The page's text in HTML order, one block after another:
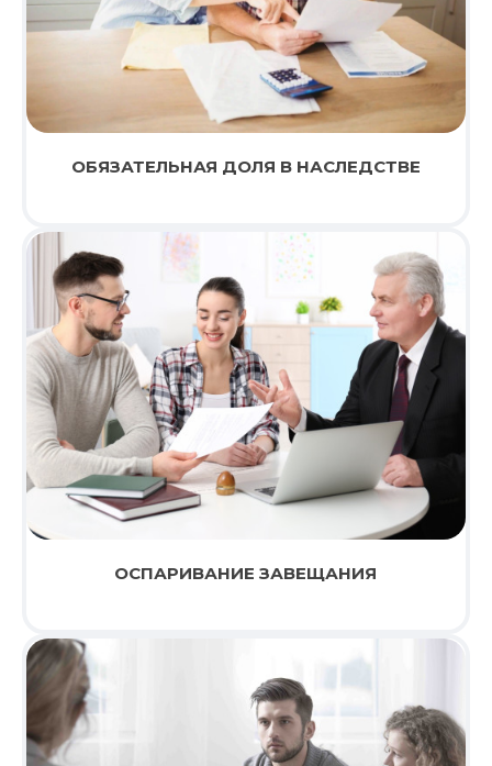
ОБЯЗАТЕЛЬНАЯ ДОЛЯ В НАСЛЕДСТВЕ
ОСПАРИВАНИЕ ЗАВЕЩАНИЯ